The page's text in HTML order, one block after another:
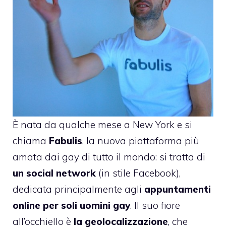
È nata da qualche mese a New York e si
chiama Fabulis, la nuova piattaforma più
amata dai gay di tutto il mondo: si tratta di
un social network (in stile Facebook),
dedicata principalmente agli appuntamenti
online per soli uomini gay. Il suo fiore
all’occhiello è la geolocalizzazione, che